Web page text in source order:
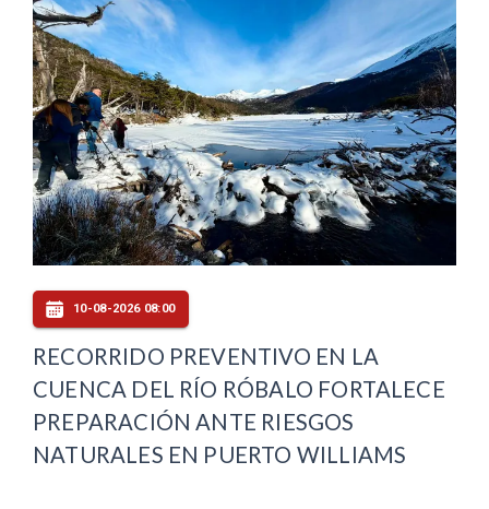
10-08-2026 08:00
RECORRIDO PREVENTIVO EN LA
CUENCA DEL RÍO RÓBALO FORTALECE
PREPARACIÓN ANTE RIESGOS
NATURALES EN PUERTO WILLIAMS